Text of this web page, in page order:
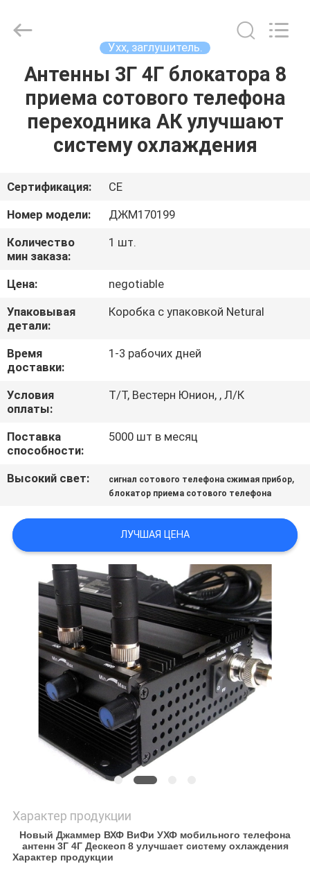
ДОМ
ПРОДУКТЫ
НАС
ПО
ФАБРИКЕ
КОНТРОЛЬ
КАЧЕСТВА
СВЯЗАТЬСЯ
С
НАМИ
НОВОСТИ
СЛУЧАИ
ЗАПРОСИТЕ
ЦИТАТУ
КАРТА
САЙТА
PRIVACY
Limited.
Reserved.
Ухх, заглушитель.
Антенны 3Г 4Г блокатора 8
приема сотового телефона
переходника АК улучшают
систему охлаждения
Сертификация:
CE
Номер модели:
ДЖМ170199
Количество
мин заказа:
1 шт.
Цена:
negotiable
Упаковывая
детали:
Коробка с упаковкой Netural
Время
доставки:
1-3 рабочих дней
Условия
оплаты:
Т/Т, Вестерн Юнион, , Л/К
Поставка
способности:
5000 шт в месяц
Высокий свет: сигнал сотового телефона сжимая прибор,
блокатор приема сотового телефона
ЛУЧШАЯ ЦЕНА
Характер продукции
Новый Джаммер ВХФ ВиФи УХФ мобильного телефона
антенн 3Г 4Г Дескеоп 8 улучшает систему охлаждения
Характер продукции